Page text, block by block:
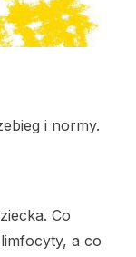
i normy.
Co
a co